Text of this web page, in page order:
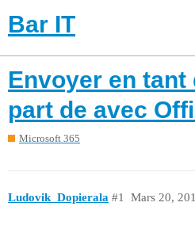
Bar IT
Envoyer en tant
part de avec
Microsoft 365
Ludovik_Dopierala Mars 20,
#1